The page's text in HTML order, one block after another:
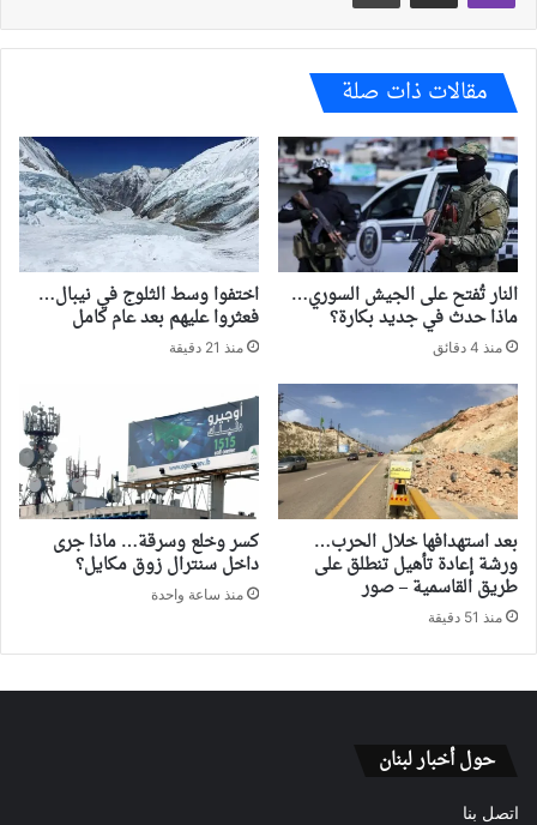
مقالات ذات صلة
النار تُفتح على الجيش السوري…
ماذا حدث في جديد بكارة؟
منذ 4 دقائق
اختفوا وسط الثلوج في نيبال…
فعثروا عليهم بعد عام كامل
منذ 21 دقيقة
بعد استهدافها خلال الحرب…
ورشة إعادة تأهيل تنطلق على
طريق القاسمية – صور
منذ 51 دقيقة
كسر وخلع وسرقة… ماذا جرى
داخل سنترال زوق مكايل؟
منذ ساعة واحدة
حول أخبار لبنان
اتصل بنا